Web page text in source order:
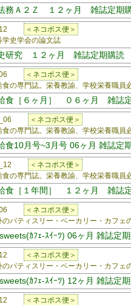
務Ａ２Ｚ １２ヶ月 雑誌定期
＜ネコポス便＞
史学会の論文誌
研究 １２ヶ月 雑誌定期購読
＜ネコポス便＞
の専門誌。栄養教諭、学校栄養職員
食［６ヶ月］ ０６ヶ月 雑誌
＜ネコポス便＞
の専門誌。栄養教諭、学校栄養職員
食10月号~3月号 06ヶ月 雑誌定
＜ネコポス便＞
の専門誌。栄養教諭、学校栄養職員
食［１年間］ １２ヶ月 雑誌
＜ネコポス便＞
パティスリー・ベーカリー・カフェ
ｶﾌｪ-ｽｲｰﾂ) 06ヶ月 雑誌定
＜ネコポス便＞
パティスリー・ベーカリー・カフェ
ｶﾌｪ-ｽｲｰﾂ) 12ヶ月 雑誌定
＜ネコポス便＞